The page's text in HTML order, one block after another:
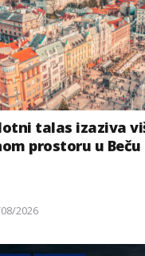
talas izaziva
prostoru u Beču
2026